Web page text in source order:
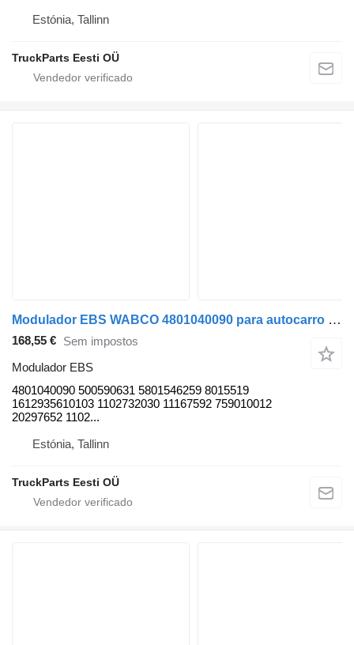
Estónia, Tallinn
TruckParts Eesti OÜ
Modulador EBS WABCO 4801040090 para autocarro Solaris Urbino, Alpino, Vacanza (1999-)
168,55 € Sem impostos
Modulador EBS
4801040090 500590631 5801546259 8015519
1612935610103 1102732030 11167592 759010012
20297652 1102...
Estónia, Tallinn
TruckParts Eesti OÜ